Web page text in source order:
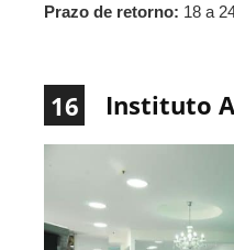
Prazo de retorno: 18 a
16 Instituto